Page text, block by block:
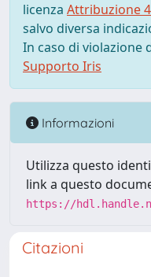
licenza Attribuzione
salvo diversa
In caso di violazione
Supporto Iris
Informazioni
Utilizza questo
link a questo
https://
Citazioni